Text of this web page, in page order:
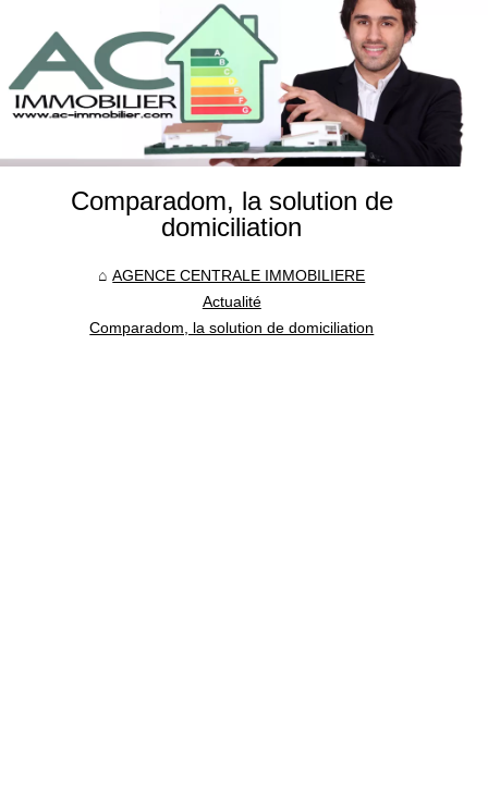
Comparadom, la solution de
domiciliation
AGENCE CENTRALE IMMOBILIERE
Actualité
Comparadom, la solution de domiciliation